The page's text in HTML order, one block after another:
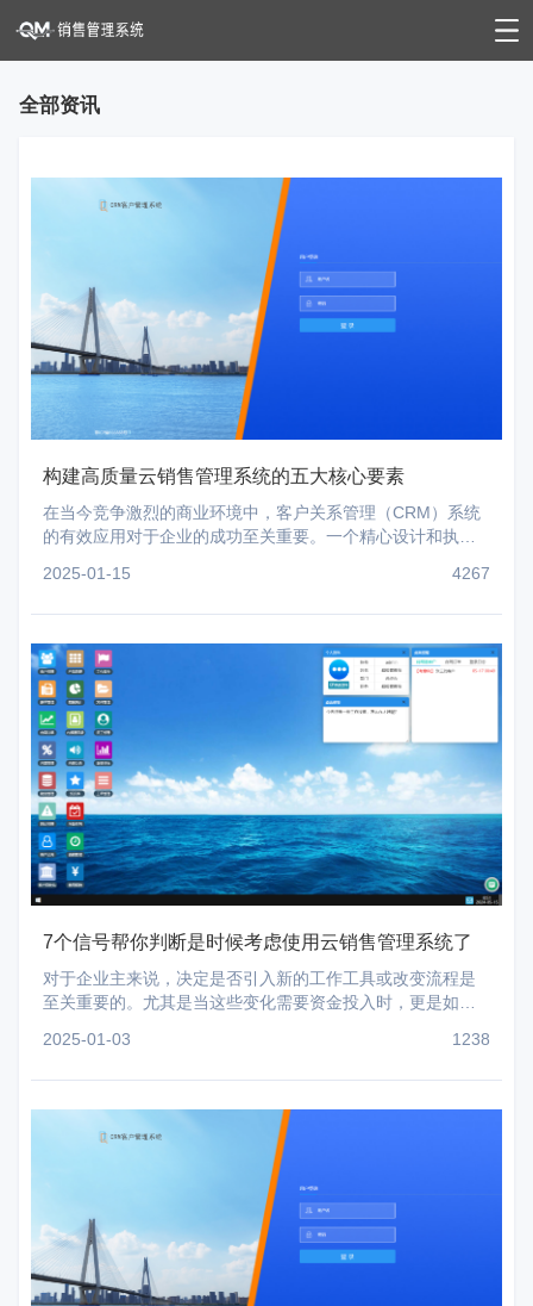
全部资讯
构建高质量云销售管理系统的五大核心要素
在当今竞争激烈的商业环境中，客户关系管理（CRM）系统
的有效应用对于企业的成功至关重要。一个精心设计和执行
2025-01-15 4267
7个信号帮你判断是时候考虑使用云销售管理系统了
对于企业主来说，决定是否引入新的工作工具或改变流程是
至关重要的。尤其是当这些变化需要资金投入时，更是如
系管
2025-01-03 1238